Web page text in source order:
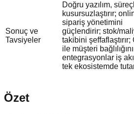
Sonuç ve
Tavsiyeler
Doğru yazılım,
kusursuzlaştırır;
sipariş yönetimini
güçlendirir; stok/
takibini şeffaflaştırır;
ile müşteri bağlılığını
entegrasyonlar iş
tek ekosistemde
Özet